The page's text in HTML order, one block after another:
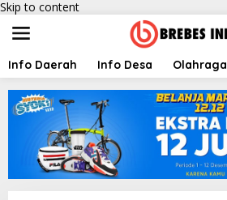
Skip to content
Info Daerah Info Desa Olahraga